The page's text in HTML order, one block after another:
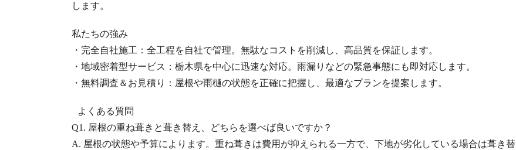
します。
私たちの強み
・完全自社施工：全工程を自社で管理。無駄なコストを削減し、高品質を保証します。
・地域密着型サービス：栃木県を中心に迅速な対応。雨漏りなどの緊急事態にも即対応します。
・無料調査＆お見積り：屋根や雨樋の状態を正確に把握し、最適なプランを提案します。
よくある質問
Q1. 屋根の重ね葺きと葺き替え、どちらを選べば良いですか？
A. 屋根の状態や予算によります。重ね葺きは費用が抑えられる一方で、下地が劣化している場合は葺き替